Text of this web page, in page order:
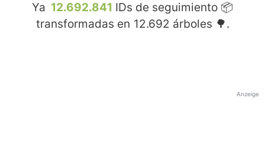
Ya 12.692.841 IDs de seguimiento 📦
transformadas en 12.692 árboles 🌳.
Anzeige